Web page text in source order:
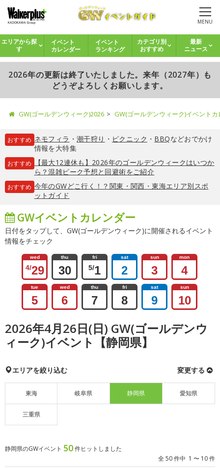
MENU
エリアから探
す
イベント
カレンダー
イベント
ランキング
カテゴリ別
おすすめ
最新
ニュース
2026年の更新は終了いたしました。来年（2027年）も
どうぞよろしくお願いします。
GW(ゴールデンウィーク)2026 GW(ゴールデンウィーク)イベント
おすすめ ネモフィラ ・ 潮干狩り ・ ピクニック ・ BBQなどおでかけ
情報を大特集
おすすめ
【最大12連休も】2026年のゴールデンウィークはいつか
ら？混雑ピーク予想と回避術をご紹介
おすすめ 今年のGWどこ行く！？関東・関西・東海エリア別スポ
ットガイド
GWイベントカレンダー
日付をタップして、GW(ゴールデンウィーク)に開催されるイベント
情報をチェック
wed
4/29
thu
30
fri
5/1
sat
2
sun
3
mon
4
tue
5
wed
6
thu
7
fri
8
sat
9
sun
10
2026年4月26日(日) GW(ゴールデンウ
ィーク)イベント【静岡県】
エリアを絞り込む 変更する
東海 岐阜県 静岡県 愛知県
三重県
静岡県のGWイベント 50件ヒットしました
全 50 件中 1 〜 10 件